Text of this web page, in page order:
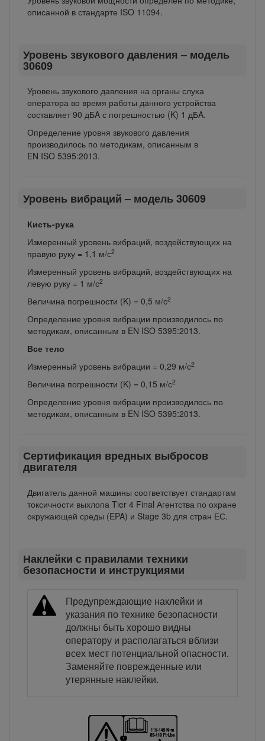
описанной в стандарте ISO 11094.
Уровень звукового давления – модель
30609
Уровень звукового давления на органы слуха
оператора во время работы данного устройства
составляет 90 дБA с погрешностью (K) 1 дБA.
Определение уровня звукового давления
производилось по методикам, описанным в
EN ISO 5395:2013.
Уровень вибраций – модель 30609
Кисть-рука
Измеренный уровень вибраций, воздействующих на
правую руку = 1,1 м/с2
Измеренный уровень вибраций, воздействующих на
левую руку = 1 м/с2
Величина погрешности (K) = 0,5 м/с2
Определение уровня вибрации производилось по
методикам, описанным в EN ISO 5395:2013.
Все тело
Измеренный уровень вибрации = 0,29 м/с2
Величина погрешности (K) = 0,15 м/с2
Определение уровня вибрации производилось по
методикам, описанным в EN ISO 5395:2013.
Сертификация вредных выбросов
двигателя
Двигатель данной машины соответствует стандартам
токсичности выхлопа Tier 4 Final Агентства по охране
окружающей среды (EPA) и Stage 3b для стран ЕС.
Наклейки с правилами техники
безопасности и инструкциями
Предупреждающие наклейки и
указания по технике безопасности
должны быть хорошо видны
оператору и располагаться вблизи
всех мест потенциальной опасности.
Заменяйте поврежденные или
утерянные наклейки.